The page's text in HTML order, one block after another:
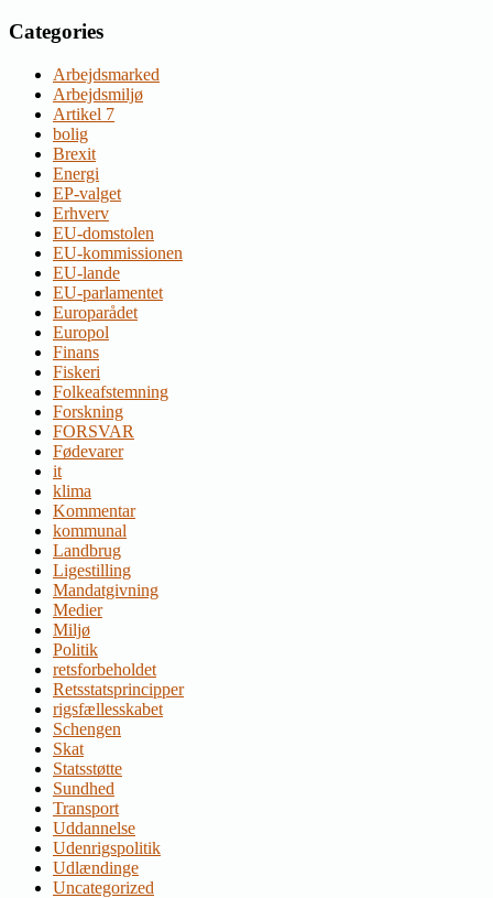
Categories
Arbejdsmarked
Arbejdsmiljø
Artikel 7
bolig
Brexit
Energi
EP-valget
Erhverv
EU-domstolen
EU-kommissionen
EU-lande
EU-parlamentet
Europarådet
Europol
Finans
Fiskeri
Folkeafstemning
Forskning
FORSVAR
Fødevarer
it
klima
Kommentar
kommunal
Landbrug
Ligestilling
Mandatgivning
Medier
Miljø
Politik
retsforbeholdet
Retsstatsprincipper
rigsfællesskabet
Schengen
Skat
Statsstøtte
Sundhed
Transport
Uddannelse
Udenrigspolitik
Udlændinge
Uncategorized